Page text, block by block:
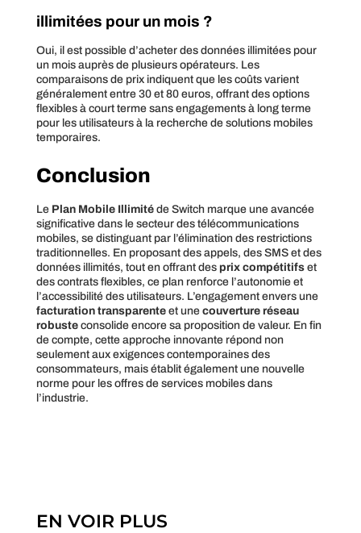
illimitées pour un mois ?
Oui, il est possible d’acheter des données illimitées pour
un mois auprès de plusieurs opérateurs. Les
comparaisons de prix indiquent que les coûts varient
généralement entre 30 et 80 euros, offrant des options
flexibles à court terme sans engagements à long terme
pour les utilisateurs à la recherche de solutions mobiles
temporaires.
Conclusion
Le Plan Mobile Illimitéde Switch marque une avancée
significative dans le secteur des télécommunications
mobiles, se distinguant par l’élimination des restrictions
traditionnelles. En proposant des appels, des SMS et des
données illimités, tout en offrant des prix compétitifset
des contrats flexibles, ce plan renforce l’autonomie et
l’accessibilité des utilisateurs. L’engagement envers une
facturation transparenteet une couverture réseau
robusteconsolide encore sa proposition de valeur. En fin
de compte, cette approche innovante répond non
seulement aux exigences contemporaines des
consommateurs, mais établit également une nouvelle
norme pour les offres de services mobiles dans
l’industrie.
EN VOIR PLUS